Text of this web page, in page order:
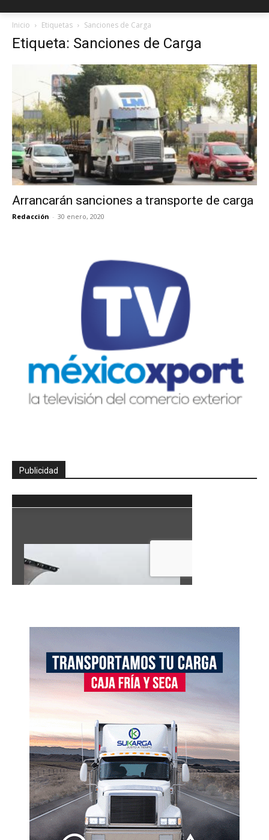
Inicio Etiquetas Sanciones de Carga
Etiqueta: Sanciones de Carga
Arrancarán sanciones a transporte de carga
Redacción - 30 enero, 2020
Publicidad